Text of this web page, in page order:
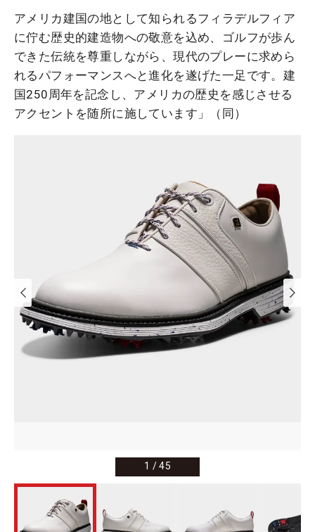
アメリカ建国の地として知られるフィラデルフィア
に佇む歴史的建造物への敬意を込め、ゴルフが歩ん
できた伝統を尊重しながら、現代のプレーに求めら
れるパフォーマンスへと進化を遂げた一足です。建
国250周年を記念し、アメリカの歴史を感じさせる
アクセントを随所に施しています」（同）
1 /45